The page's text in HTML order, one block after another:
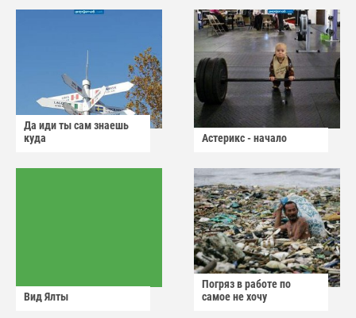
Да иди ты сам знаешь
куда
Астерикс - начало
Вид Ялты
Погряз в работе по
самое не хочу